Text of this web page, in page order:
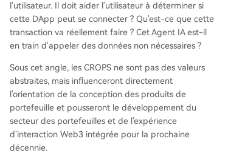
l'utilisateur. Il doit aider l'utilisateur à déterminer si
cette DApp peut se connecter ? Qu'est-ce que cette
transaction va réellement faire ? Cet Agent IA est-il
en train d'appeler des données non nécessaires ?
Sous cet angle, les CROPS ne sont pas des valeurs
abstraites, mais influenceront directement
l'orientation de la conception des produits de
portefeuille et pousseront le développement du
secteur des portefeuilles et de l'expérience
d'interaction Web3 intégrée pour la prochaine
décennie.